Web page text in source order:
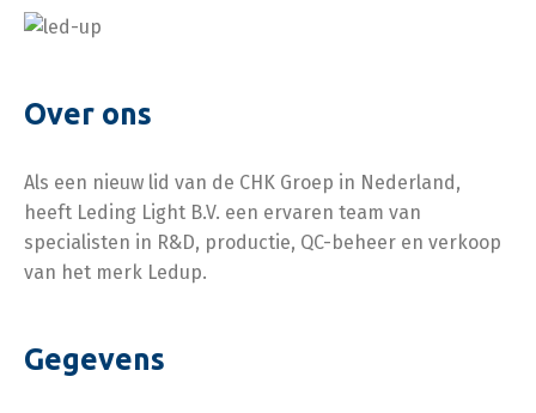
Over ons
Als een nieuw lid van de CHK Groep in Nederland,
heeft Leding Light B.V. een ervaren team van
specialisten in R&D, productie, QC-beheer en verkoop
van het merk Ledup.
Gegevens